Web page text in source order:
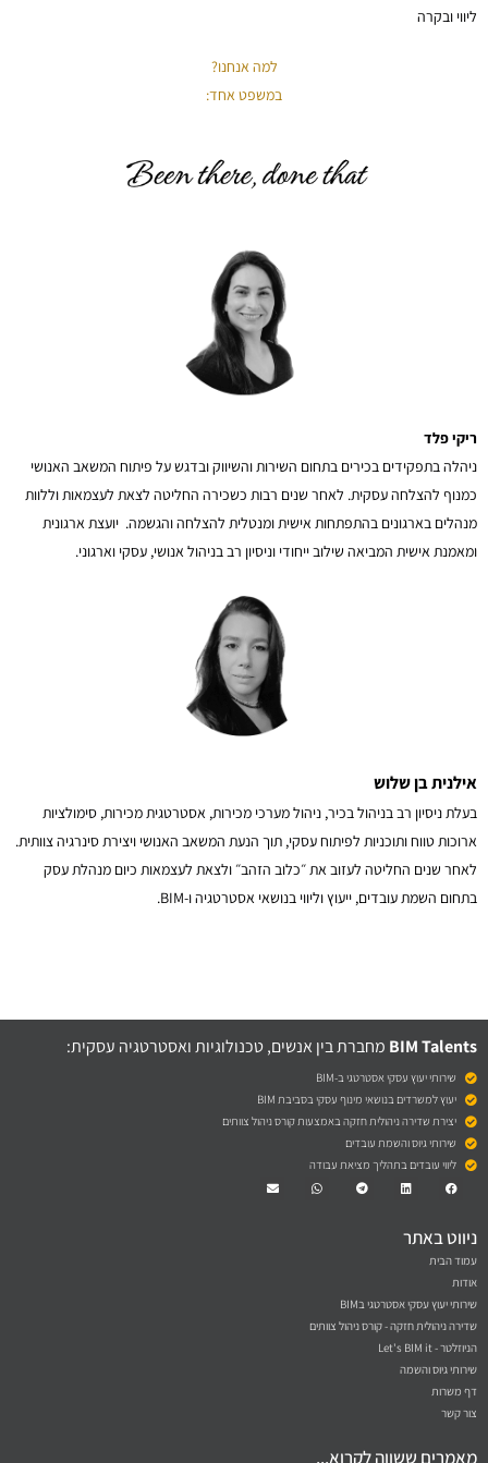
ליווי ובקרה
למה אנחנו?
במשפט אחד:
ריקי פלד
ניהלה בתפקידים בכירים בתחום השירות והשיווק ובדגש על פיתוח המשאב האנושי
כמנוף להצלחה עסקית. לאחר שנים רבות כשכירה החליטה לצאת לעצמאות וללוות
מנהלים בארגונים בהתפתחות אישית ומנטלית להצלחה והגשמה. יועצת ארגונית
ומאמנת אישית המביאה שילוב ייחודי וניסיון רב בניהול אנושי, עסקי וארגוני.
אילנית בן שלוש
בעלת ניסיון רב בניהול בכיר, ניהול מערכי מכירות, אסטרטגית מכירות, סימולציות
ארוכות טווח ותוכניות לפיתוח עסקי, תוך הנעת המשאב האנושי ויצירת סינרגיה צוותית.
לאחר שנים החליטה לעזוב את ״כלוב הזהב״ ולצאת לעצמאות כיום מנהלת עסק
בתחום השמת עובדים, ייעוץ וליווי בנושאי אסטרטגיה ו-BIM.
BIM Talents מחברת בין אנשים, טכנולוגיות ואסטרטגיה עסקית:
שירותי יעוץ עסקי אסטרטגי ב-BIM
יעוץ למשרדים בנושאי מינוף עסקי בסביבת BIM
יצירת שדירה ניהולית חזקה באמצעות קורס ניהול צוותים
שירותי גיוס והשמת עובדים
ליווי עובדים בתהליך מציאת עבודה
ניווט באתר
עמוד הבית
אודות
שירותי יעוץ עסקי אסטרטגי בBIM
שדירה ניהולית חזקה - קורס ניהול צוותים
הניוזלטר - Let's BIM it
שירותי גיוס והשמה
דף משרות
צור קשר
מאמרים ששווה לקרוא...